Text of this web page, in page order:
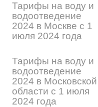
Тарифы на воду и
водоотведение
2024 в Москве с 1
июля 2024 года
Тарифы на воду и
водоотведение
2024 в Московской
области с 1 июля
2024 года